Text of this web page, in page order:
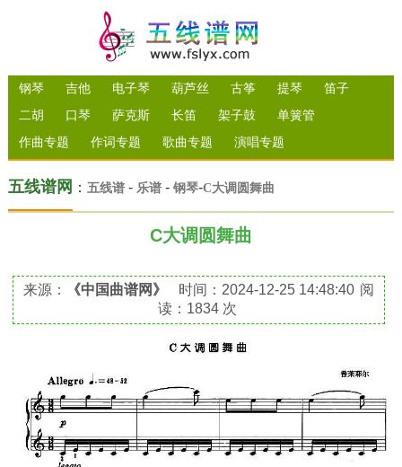
钢琴 吉他 电子琴 葫芦丝 古筝 提琴
笛子
二胡
口琴 萨克斯 长笛 架子鼓
单簧管
作曲专题
作词专题 歌曲专题 演唱专题
五线谱网 ： 五线谱- 乐谱- 钢琴-C大调圆舞曲
C大调圆舞曲
来源： 《中国曲谱网》 时间：2024-12-25 14:48:40 阅
读：1834 次